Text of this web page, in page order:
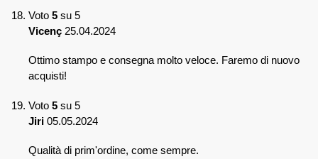
Voto 5 su 5
Vicenç 25.04.2024
Ottimo stampo e consegna molto veloce. Faremo di nuovo
acquisti!
Voto 5 su 5
Jiri 05.05.2024
Qualità di prim'ordine, come sempre.